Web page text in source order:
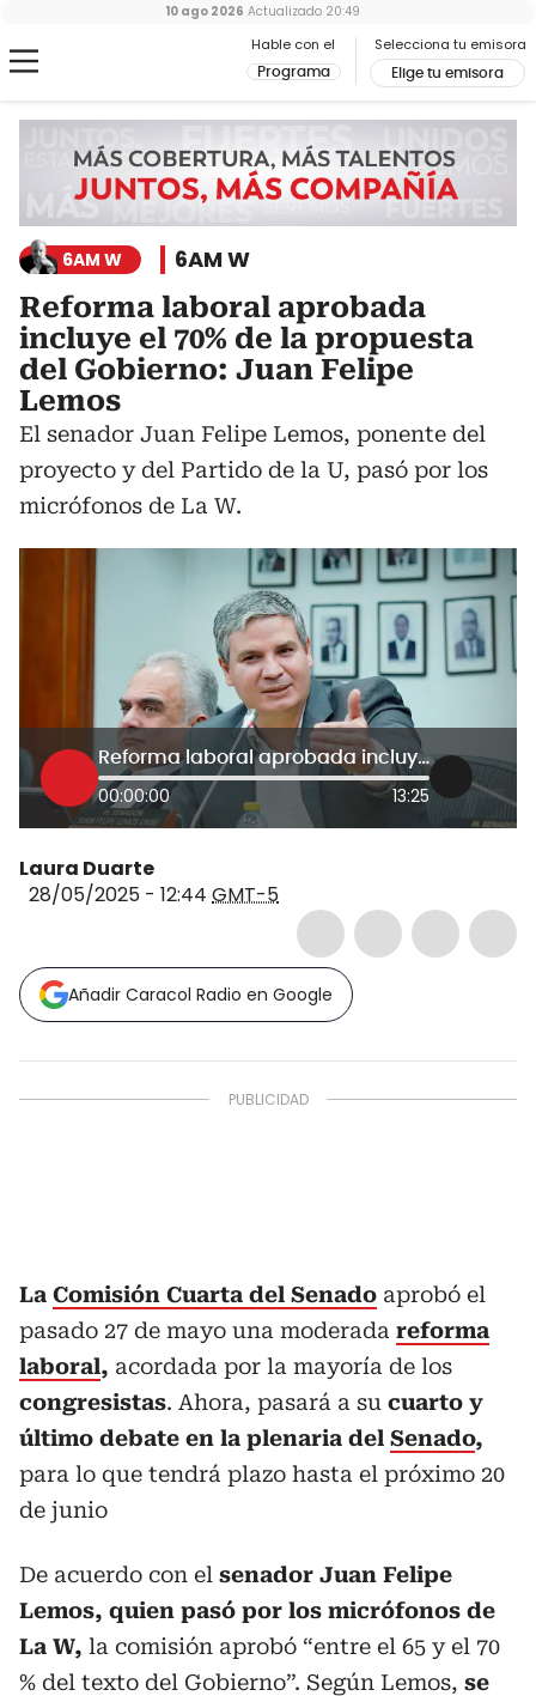
Hable con el
Programa
Selecciona tu emisora
Elige tu emisora
10 ago 2026 Actualizado 20:49
6AM W 6AM W
Reforma laboral aprobada
incluye el 70% de la propuesta
del Gobierno: Juan Felipe
Lemos
El senador Juan Felipe Lemos, ponente del
proyecto y del Partido de la U, pasó por los
micrófonos de La W.
Reforma laboral aprobada incluye el 70% de la propuesta del Gobierno: Juan Felipe Lemos
00:00:00 13:25
Laura Duarte
28/05/2025 - 12:44 GMT-5
Añadir Caracol Radio en Google
La Comisión Cuarta del Senado aprobó el
pasado 27 de mayo una moderada reforma
laboral, acordada por la mayoría de los
congresistas. Ahora, pasará a su cuarto y
último debate en la plenaria del Senado,
para lo que tendrá plazo hasta el próximo 20
de junio
De acuerdo con el senador Juan Felipe
Lemos, quien pasó por los micrófonos de
La W, la comisión aprobó “entre el 65 y el 70
% del texto del Gobierno”. Según Lemos, se